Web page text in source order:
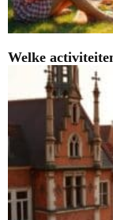
Welke